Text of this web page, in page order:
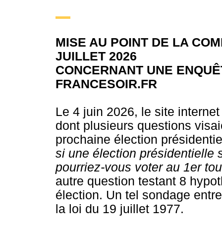
MISE AU POINT DE LA
JUILLET 2026
CONCERNANT UNE
FRANCESOIR.FR
Le 4 juin 2026, le site
dont plusieurs questions
prochaine élection
si une élection présidentielle
pourriez-vous voter au 1er
autre question testant 8
élection. Un tel sondage
la loi du 19 juillet 1977.